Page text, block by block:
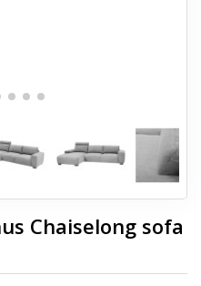
Chaiselong sofa